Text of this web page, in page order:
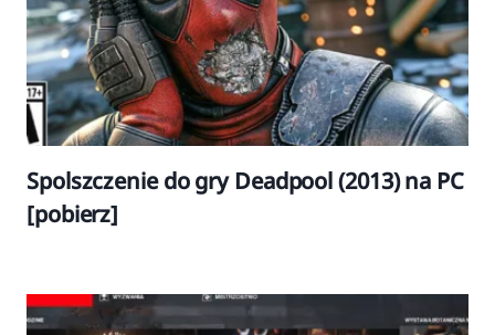
Spolszczenie do gry Deadpool (2013) na PC
[pobierz]